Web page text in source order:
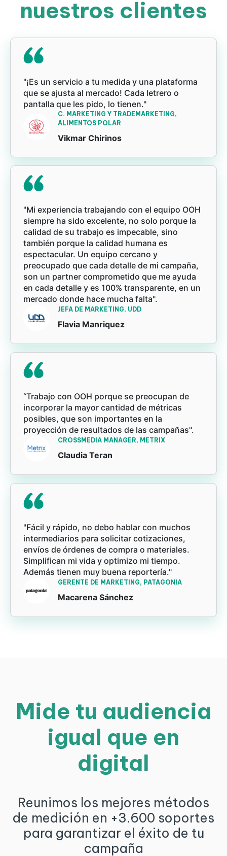
nuestros clientes
"¡Es un servicio a tu medida y una plataforma
que se ajusta al mercado! Cada letrero o
pantalla que les pido, lo tienen."
C. MARKETING Y TRADEMARKETING,
ALIMENTOS POLAR
Vikmar Chirinos
"Mi experiencia trabajando con el equipo OOH
siempre ha sido excelente, no solo porque la
calidad de su trabajo es impecable, sino
también porque la calidad humana es
espectacular. Un equipo cercano y
preocupado que cada detalle de mi campaña,
son un partner comprometido que me ayuda
en cada detalle y es 100% transparente, en un
mercado donde hace mucha falta".
JEFA DE MARKETING, UDD
Flavia Manriquez
“Trabajo con OOH porque se preocupan de
incorporar la mayor cantidad de métricas
posibles, que son importantes en la
proyección de resultados de las campañas".
CROSSMEDIA MANAGER, METRIX
Claudia Teran
"Fácil y rápido, no debo hablar con muchos
intermediarios para solicitar cotizaciones,
envíos de órdenes de compra o materiales.
Simplifican mi vida y optimizo mi tiempo.
Además tienen muy buena reportería."
GERENTE DE MARKETING, PATAGONIA
Macarena Sánchez
Mide tu audiencia
igual que en
digital
Reunimos los mejores métodos
de medición en +3.600 soportes
para garantizar el éxito de tu
campaña